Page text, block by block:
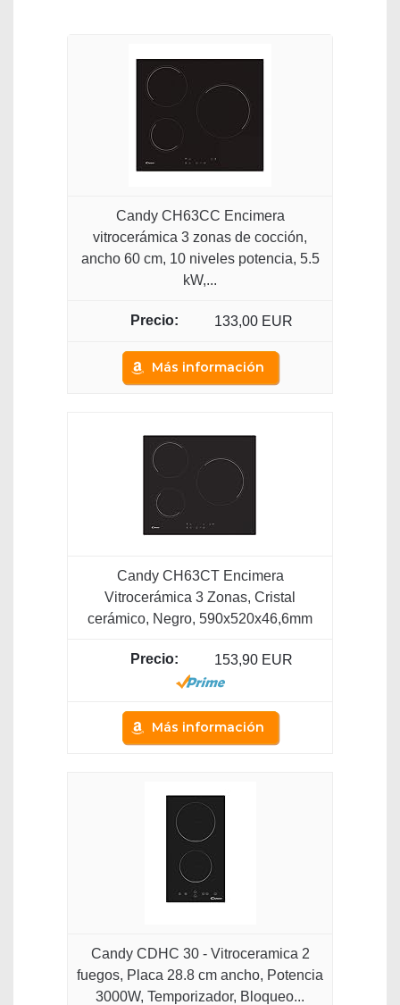
Candy CH63CC Encimera
vitrocerámica 3 zonas de cocción,
ancho 60 cm, 10 niveles potencia, 5.5
kW,...
133,00 EUR
Más información
Candy CH63CT Encimera
Vitrocerámica 3 Zonas, Cristal
cerámico, Negro, 590x520x46,6mm
153,90 EUR
Más información
Candy CDHC 30 - Vitroceramica 2
fuegos, Placa 28.8 cm ancho, Potencia
3000W, Temporizador, Bloqueo...